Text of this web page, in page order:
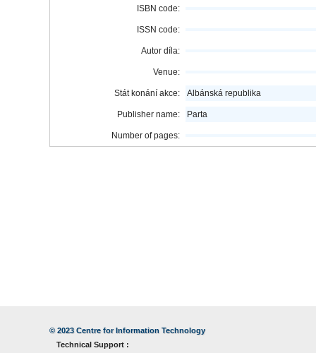
ISBN code:
ISSN code:
Autor díla:
Venue:
Stát konání akce: Albánská republika
Publisher name: Parta
Number of pages:
© 2023 Centre for Information Technology
Technical Support :